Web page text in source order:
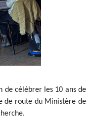
de célébrer les 10 ans de
de route du Ministère de